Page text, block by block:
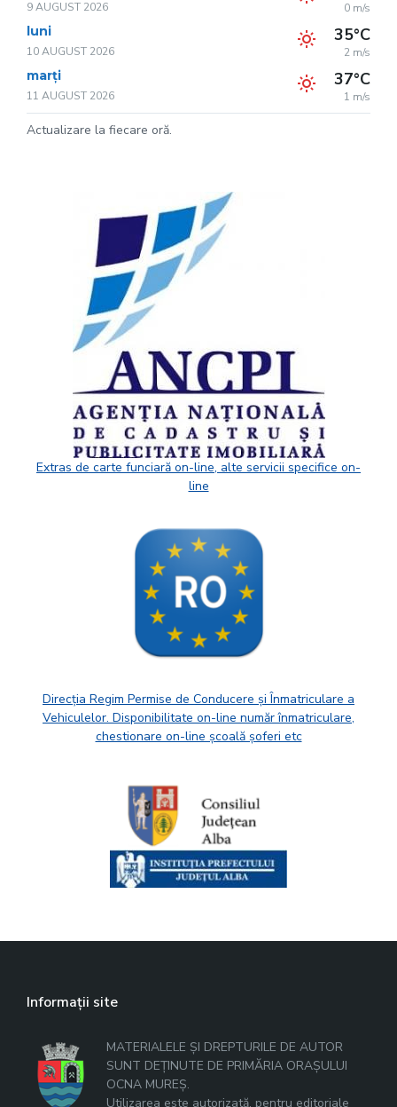
9 AUGUST 2026 0 m/s
luni
10 AUGUST 2026
35°C
2 m/s
marți
11 AUGUST 2026
37°C
1 m/s
Actualizare la fiecare oră.
Extras de carte funciară on-line, alte servicii specifice on-
line
Direcția Regim Permise de Conducere și Înmatriculare a
Vehiculelor. Disponibilitate on-line număr înmatriculare,
chestionare on-line școală șoferi etc
Informații site
MATERIALELE ȘI DREPTURILE DE AUTOR
SUNT DEȚINUTE DE PRIMĂRIA ORAȘULUI
OCNA MUREȘ.
Utilizarea este autorizată, pentru editoriale